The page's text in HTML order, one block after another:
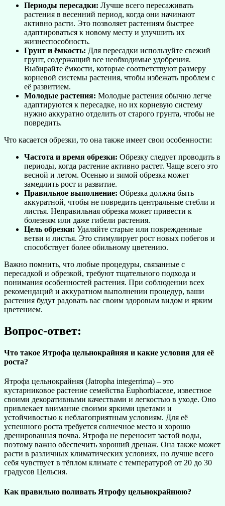
Периоды пересадки: Лучше всего пересаживать
растения в весенний период, когда они начинают
активно расти. Это позволяет растениям быстрее
адаптироваться к новому месту и улучшить их
жизнеспособность.
Грунт и ёмкость: Для пересадки используйте свежий
грунт, содержащий все необходимые удобрения.
Выбирайте ёмкости, которые соответствуют размеру
корневой системы растения, чтобы избежать проблем с
её развитием.
Молодые растения: Молодые растения обычно легче
адаптируются к пересадке, но их корневую систему
нужно аккуратно отделить от старого грунта, чтобы не
повредить.
Что касается обрезки, то она также имеет свои особенности:
Частота и время обрезки: Обрезку следует проводить в
периоды, когда растение активно растет. Чаще всего это
весной и летом. Осенью и зимой обрезка может
замедлить рост и развитие.
Правильное выполнение: Обрезка должна быть
аккуратной, чтобы не повредить центральные стебли и
листья. Неправильная обрезка может привести к
болезням или даже гибели растения.
Цель обрезки: Удаляйте старые или поврежденные
ветви и листья. Это стимулирует рост новых побегов и
способствует более обильному цветению.
Важно помнить, что любые процедуры, связанные с
пересадкой и обрезкой, требуют тщательного подхода и
понимания особенностей растения. При соблюдении всех
рекомендаций и аккуратном выполнении процедур, ваши
растения будут радовать вас своим здоровым видом и ярким
цветением.
Вопрос-ответ:
Что такое Ятрофа цельнокрайняя и какие условия для её
роста?
Ятрофа цельнокрайняя (Jatropha integerrima) – это
кустарниковое растение семейства Euphorbiaceae, известное
своими декоративными качествами и легкостью в уходе. Оно
привлекает внимание своими яркими цветами и
устойчивостью к неблагоприятным условиям. Для её
успешного роста требуется солнечное место и хорошо
дренированная почва. Ятрофа не переносит застой воды,
поэтому важно обеспечить хороший дренаж. Она также может
расти в различных климатических условиях, но лучше всего
себя чувствует в тёплом климате с температурой от 20 до 30
градусов Цельсия.
Как правильно поливать Ятрофу цельнокрайнюю?